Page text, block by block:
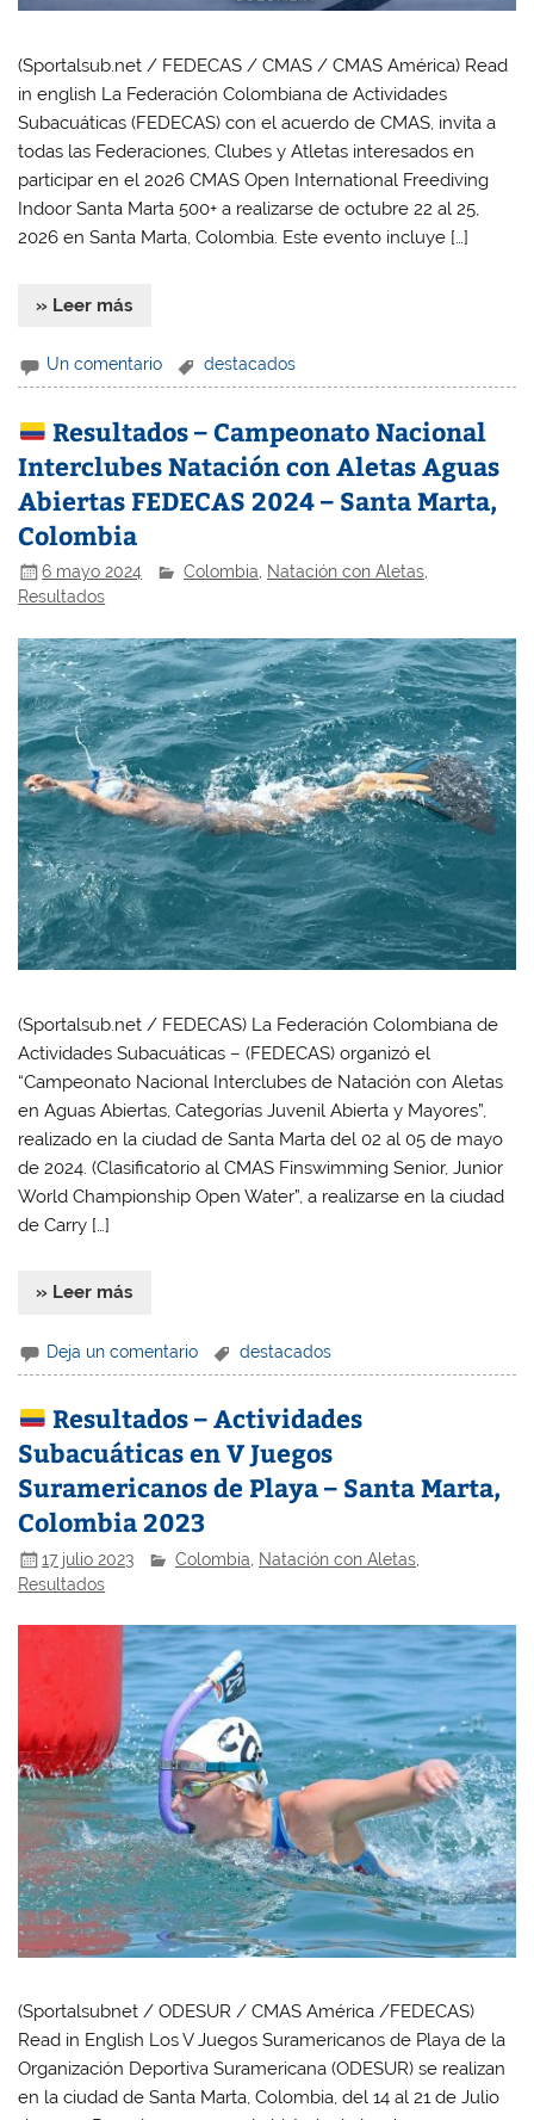
(Sportalsub.net / FEDECAS / CMAS / CMAS América) Read
in english La Federación Colombiana de Actividades
Subacuáticas (FEDECAS) con el acuerdo de CMAS, invita a
todas las Federaciones, Clubes y Atletas interesados en
participar en el 2026 CMAS Open International Freediving
Indoor Santa Marta 500+ a realizarse de octubre 22 al 25,
2026 en Santa Marta, Colombia. Este evento incluye […]
» Leer más
Un comentario destacados
Resultados – Campeonato Nacional
Interclubes Natación con Aletas Aguas
Abiertas FEDECAS 2024 – Santa Marta,
Colombia
6 mayo 2024 Colombia Natación con Aletas
Resultados
(Sportalsub.net / FEDECAS) La Federación Colombiana de
Actividades Subacuáticas – (FEDECAS) organizó el
“Campeonato Nacional Interclubes de Natación con Aletas
en Aguas Abiertas, Categorías Juvenil Abierta y Mayores”,
realizado en la ciudad de Santa Marta del 02 al 05 de mayo
de 2024. (Clasificatorio al CMAS Finswimming Senior, Junior
World Championship Open Water”, a realizarse en la ciudad
de Carry […]
» Leer más
Deja un comentario destacados
Resultados – Actividades
Subacuáticas en V Juegos
Suramericanos de Playa – Santa Marta,
Colombia 2023
17 julio 2023 Colombia Natación con Aletas
Resultados
(Sportalsubnet / ODESUR / CMAS América /FEDECAS)
Read in English Los V Juegos Suramericanos de Playa de la
Organización Deportiva Suramericana (ODESUR) se realizan
en la ciudad de Santa Marta, Colombia, del 14 al 21 de Julio